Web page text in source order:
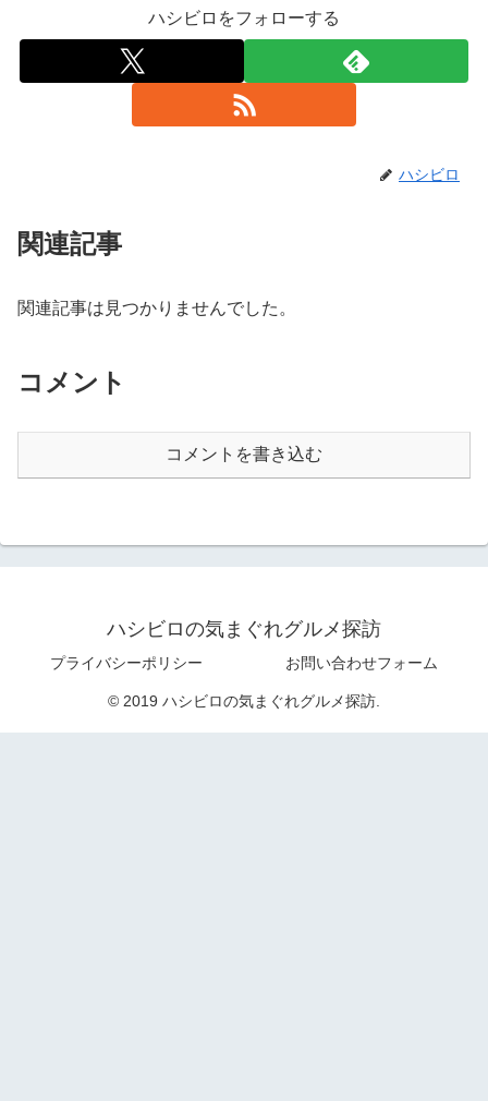
ハシビロをフォローする
ハシビロ
関連記事
関連記事は見つかりませんでした。
コメント
コメントを書き込む
ハシビロの気まぐれグルメ探訪
プライバシーポリシー お問い合わせフォーム
© 2019 ハシビロの気まぐれグルメ探訪.